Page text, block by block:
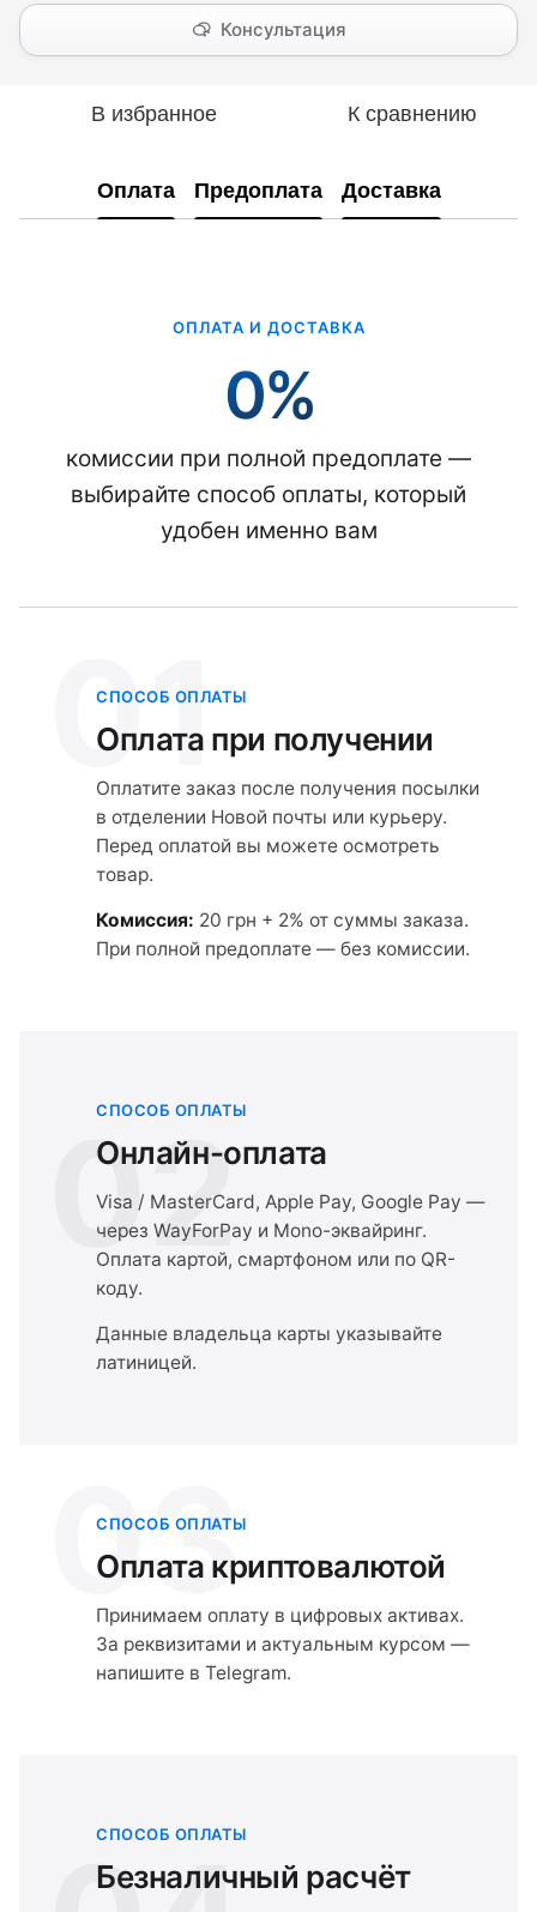
Консультация
В избранное К сравнению
Оплата Предоплата Доставка
ОПЛАТА И ДОСТАВКА
0%
комиссии при полной предоплате —
выбирайте способ оплаты, который
удобен именно вам
01
СПОСОБ ОПЛАТЫ
Оплата при получении
Оплатите заказ после получения посылки
в отделении Новой почты или курьеру.
Перед оплатой вы можете осмотреть
товар.
Комиссия: 20 грн + 2% от суммы заказа.
При полной предоплате — без комиссии.
02
СПОСОБ ОПЛАТЫ
Онлайн-оплата
Visa / MasterCard, Apple Pay, Google Pay —
через WayForPay и Mono-эквайринг.
Оплата картой, смартфоном или по QR-
коду.
Данные владельца карты указывайте
латиницей.
03
СПОСОБ ОПЛАТЫ
Оплата криптовалютой
Принимаем оплату в цифровых активах.
За реквизитами и актуальным курсом —
напишите в Telegram.
СПОСОБ ОПЛАТЫ
Безналичный расчёт